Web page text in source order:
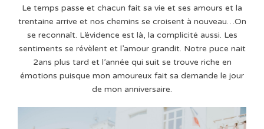
Le temps passe et chacun fait sa vie et ses amours et la
trentaine arrive et nos chemins se croisent à nouveau…On
se reconnaît. L’évidence est là, la complicité aussi. Les
sentiments se révèlent et l’amour grandit. Notre puce nait
2ans plus tard et l’année qui suit se trouve riche en
émotions puisque mon amoureux fait sa demande le jour
de mon anniversaire.